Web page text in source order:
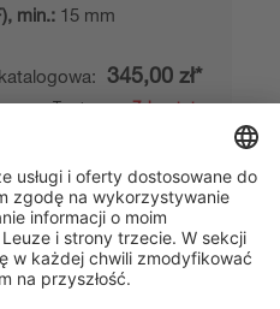
min.: 15 mm
345,00 zł*
Twoja cena:Zaloguj się
Dostępność od ręki
Porównaj
do
Zamów
ofertę